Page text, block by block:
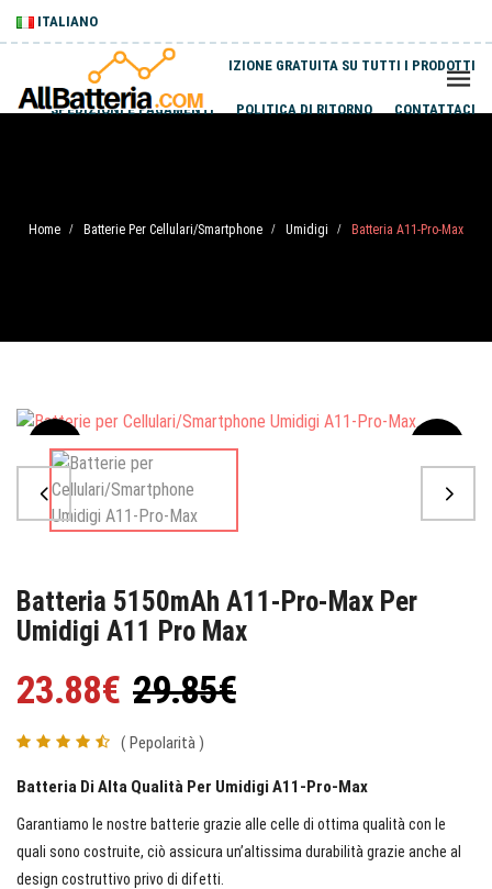
ITALIANO
SPEDIZIONE GRATUITA SU TUTTI I PRODOTTI
SPEDIZIONI E PAGAMENTI POLITICA DI RITORNO CONTATTACI
Home / Batterie Per Cellulari/Smartphone / Umidigi / Batteria A11-Pro-Max
Sale
Batteria 5150mAh A11-Pro-Max Per
Umidigi A11 Pro Max
23.88€ 29.85€
( Pepolarità )
Batteria Di Alta Qualità Per Umidigi A11-Pro-Max
Garantiamo le nostre batterie grazie alle celle di ottima qualità con le
quali sono costruite, ciò assicura un’altissima durabilità grazie anche al
design costruttivo privo di difetti.